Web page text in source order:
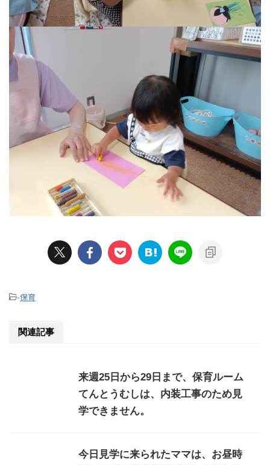
-保育
関連記事
来週25日から29日まで、保育ルーム
てんとうむしは、内装工事のため見
学できません。
今日見学に来られたママは、お昼時